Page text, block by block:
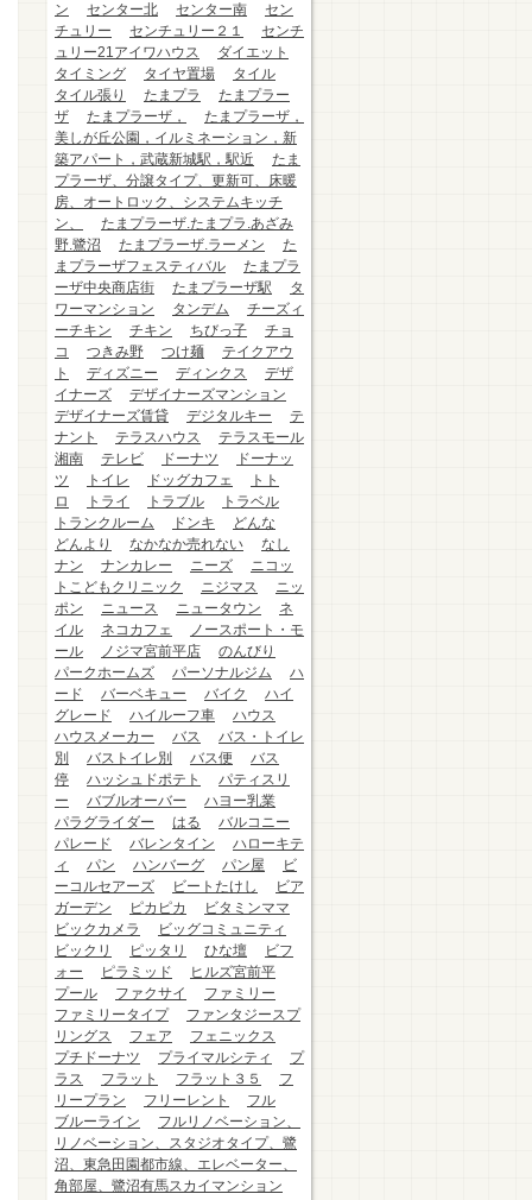
ン
センター北 センター南
セン
チュリー
センチュリー２１
センチ
ュリー21アイワハウス
ダイエット
タイミング
タイヤ置場
タイル
タイル張り
たまプラ
たまプラー
ザ
たまプラーザ，
たまプラーザ，
美しが丘公園，イルミネーション，新
築アパート，武蔵新城駅，駅近
たま
プラーザ、分譲タイプ、更新可、床暖
房、オートロック、システムキッチ
ン、
たまプラーザ.たまプラ.あざみ
野.鷺沼
たまプラーザ.ラーメン
た
まプラーザフェスティバル
たまプラ
ーザ中央商店街
たまプラーザ駅
タ
ワーマンション
タンデム
チーズィ
ーチキン
チキン ちびっ子
チョ
コ
つきみ野 つけ麺
テイクアウ
ト
ディズニー ディンクス
デザ
イナーズ
デザイナーズマンション
デザイナーズ賃貸
デジタルキー
テ
ナント
テラスハウス
テラスモール
湘南
テレビ ドーナツ
ドーナッ
ツ
トイレ ドッグカフェ
トト
ロ
トライ トラブル
トラベル
トランクルーム
ドンキ
どんな
どんより
なかなか売れない
なし
ナン
ナンカレー ニーズ
ニコッ
トこどもクリニック
ニジマス
ニッ
ポン
ニュース ニュータウン
ネ
イル
ネコカフェ
ノースポート・モ
ール
ノジマ宮前平店
のんびり
パークホームズ
パーソナルジム
ハ
ード
バーベキュー バイク
ハイ
グレード
ハイルーフ車
ハウス
ハウスメーカー
バス
バス・トイレ
別
バストイレ別 バス便
バス
停
ハッシュドポテト
パティスリ
ー
バブルオーバー
ハヨー乳業
パラグライダー
はる
バルコニー
パレード
バレンタイン
ハローキテ
ィ
パン ハンバーグ パン屋
ビ
ーコルセアーズ
ビートたけし
ビア
ガーデン
ピカピカ
ビタミンママ
ビックカメラ
ビッグコミュニティ
ビックリ
ピッタリ ひな壇
ビフ
ォー
ピラミッド
ヒルズ宮前平
プール
ファクサイ
ファミリー
ファミリータイプ
ファンタジースプ
リングス
フェア
フェニックス
プチドーナツ
プライマルシティ
プ
ラス
フラット フラット３５
フ
リープラン
フリーレント
フル
ブルーライン
フルリノベーション、
リノベーション、スタジオタイプ、鷺
沼、東急田園都市線、エレベーター、
角部屋、鷺沼有馬スカイマンション